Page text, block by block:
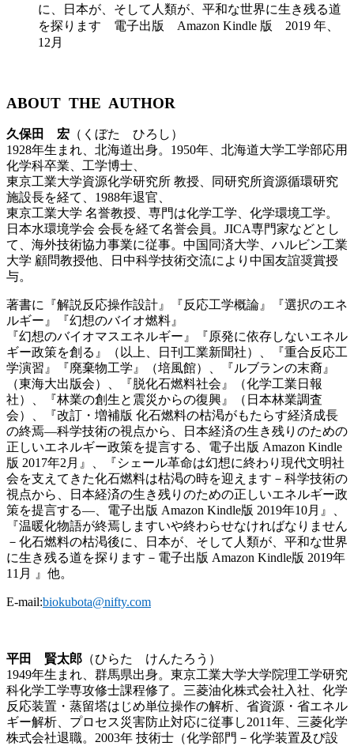
に、日本が、そして人類が、平和な世界に生き残る道
を探ります 電子出版 Amazon Kindle 版 2019 年、
12月
ABOUT THE AUTHOR
久保田 宏 （くぼた ひろし）
1928年生まれ、北海道出身。1950年、北海道大学工学部応用
化学科卒業、工学博士、
東京工業大学資源化学研究所 教授、同研究所資源循環研究
施設長を経て、1988年退官、
東京工業大学 名誉教授、専門は化学工学、化学環境工学。
日本水環境学会 会長を経て名誉会員。JICA専門家などとし
て、海外技術協力事業に従事。中国同済大学、ハルビン工業
大学 顧問教授他、日中科学技術交流により中国友誼奨賞授
与。
著書に『解説反応操作設計』『反応工学概論』『選択のエネ
ルギー』『幻想のバイオ燃料』
『幻想のバイオマスエネルギー』『原発に依存しないエネル
ギー政策を創る』（以上、日刊工業新聞社）、『重合反応工
学演習』『廃棄物工学』（培風館）、『ルブランの末裔』
（東海大出版会）、『脱化石燃料社会』（化学工業日報
社）、『林業の創生と震災からの復興』（日本林業調査
会）、『改訂・増補版 化石燃料の枯渇がもたらす経済成長
の終焉—科学技術の視点から、日本経済の生き残りのための
正しいエネルギー政策を提言する、電子出版 Amazon Kindle
版 2017年2月』、『シェール革命は幻想に終わり現代文明社
会を支えてきた化石燃料は枯渇の時を迎えます－科学技術の
視点から、日本経済の生き残りのための正しいエネルギー政
策を提言する―、電子出版 Amazon Kindle版 2019年10月』、
『温暖化物語が終焉しますいや終わらせなければなりません
－化石燃料の枯渇後に、日本が、そして人類が、平和な世界
に生き残る道を探ります－電子出版 Amazon Kindle版 2019年
11月 』他。
E-mail:biokubota@nifty.com
平田 賢太郎 （ひらた けんたろう）
1949年生まれ、群馬県出身。東京工業大学大学院理工学研究
科化学工学専攻修士課程修了。三菱油化株式会社入社、化学
反応装置・蒸留塔はじめ単位操作の解析、省資源・省エネル
ギー解析、プロセス災害防止対応に従事し2011年、三菱化学
株式会社退職。2003年 技術士（化学部門－化学装置及び設